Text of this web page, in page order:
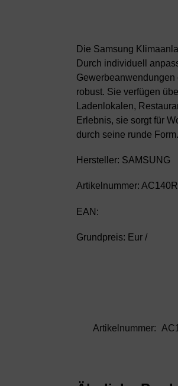
Die Samsung
Durch individuell
robust. Sie verfügen
Ladenlokalen,
Erlebnis, sie sorgt für
durch seine runde
Hersteller: SAMSUNG
Artikelnummer:
EAN:
Grundpreis: Eur /
Artikelnummer: